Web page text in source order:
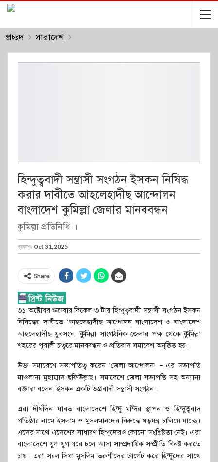
প্রচ্ছদ সারাদেশ
হিন্দুত্ববাদী সন্ত্রাসী সংগঠন ইসকন নিষিদ্ধ
করার দাবীতে আহলেহাদীছ আন্দোলন
বাংলাদেশ কুমিল্লা জেলার মানববন্ধন
কুমিল্লা প্রতিনিধি।।
প্রকাশঃ Oct 31, 2025
Share
৩১ অক্টোবর শুক্রবার বিকেল ৩ টায় হিন্দুত্ববাদী সন্ত্রাসী সংগঠন ইসকন
নিষিদ্ধের দাবীতে ‘আহলেহাদীছ আন্দোলন বাংলাদেশ ও বাংলাদেশ
আহলেহাদীছ যুবসংঘ, কুমিল্লা সাংগঠনিক জেলার পক্ষ থেকে কুমিল্লা
শহরের পূবালী চত্বরে মানববন্ধন ও প্রতিবাদ সমাবেশ অনুষ্ঠিত হয়।
উক্ত সমাবেশে সভাপতিত্ব করেন ‘জেলা আন্দোলন’ – এর সভাপতি
মাওলানা মুহাম্মাদ ছফিউল্লাহ। সমাবেশে জেলা সভাপতি সহ অন্যান্য
বক্তারা বলেন, ইসকন একটি উগ্রবাদী সন্ত্রাসী সংগঠন।
এরা দীর্ঘদিন যাবত বাংলাদেশে হিন্দু মন্দির স্থাপন ও হিন্দুত্ববাদ
প্রতিষ্ঠার নামে ইসলাম ও মুসলমানদের বিরুদ্ধে ষড়যন্ত্র চালিয়ে যাচ্ছে।
এদের সাথে এদেশের সাধারণ হিন্দুদেরও কোনো সংশ্লিষ্টতা নেই। এরা
বাংলাদেশে যুগ যুগ ধরে চলে আসা সাম্প্রদায়িক সম্প্রীতি বিনষ্ট করতে
চায়। এরা সরল সিধা মুসলিম তরুণীদের টার্গেট করে হিন্দুদের সাথে